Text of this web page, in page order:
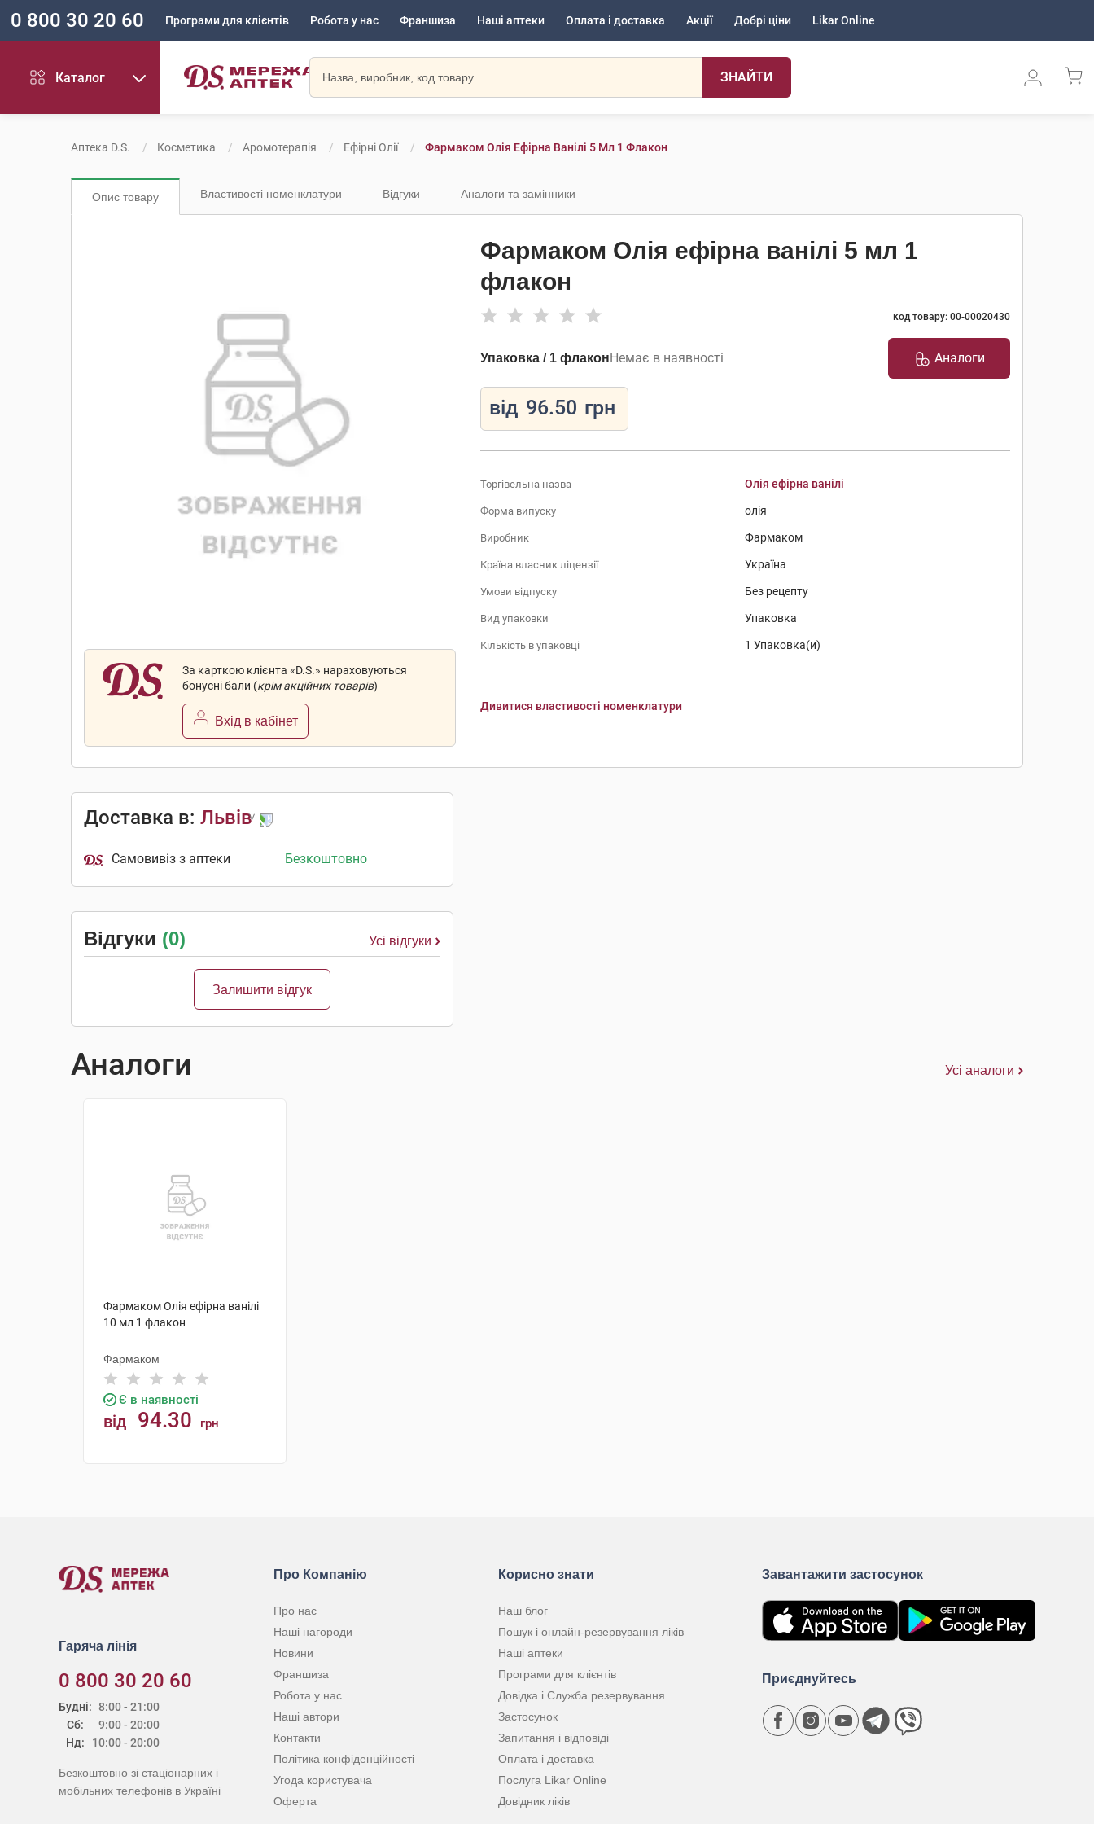
0 800 30 20 60 Програми для клієнтів Робота у нас Франшиза Наші аптеки Оплата і доставка Акції Добрі ціни Likar Online
Каталог ЗНАЙТИ
Аптека D.S. Косметика Аромотерапія Ефірні Олії Фармаком Олія Ефірна Ванілі 5 Мл 1 Флакон
Опис товару Властивості номенклатури Відгуки Аналоги та замінники
За карткою клієнта «D.S.» нараховуються
бонусні бали (крім акційних товарів)
Вхід в кабінет
Фармаком Олія ефірна ванілі 5 мл 1
флакон
код товару: 00-00020430
Упаковка / 1 флаконНемає в наявності Аналоги
від 96.50 грн
Торгівельна назва Олія ефірна ванілі
Форма випуску олія
Виробник Фармаком
Країна власник ліцензії Україна
Умови відпуску Без рецепту
Вид упаковки Упаковка
Кількість в упаковці 1 Упаковка(и)
Дивитися властивості номенклатури
Доставка в: Львів
Самовивіз з аптеки Безкоштовно
Відгуки (0) Усі відгуки
Залишити відгук
Аналоги Усі аналоги
Фармаком Олія ефірна ванілі
10 мл 1 флакон
Фармаком
Є в наявності
від 94.30 грн
Гаряча лінія
0 800 30 20 60
Будні:
Сб:
Нд:
8:00 - 21:00
9:00 - 20:00
10:00 - 20:00
Безкоштовно зі стаціонарних і
мобільних телефонів в Україні
Про Компанію
Про нас
Наші нагороди
Новини
Франшиза
Робота у нас
Наші автори
Контакти
Політика конфіденційності
Угода користувача
Оферта
Корисно знати
Наш блог
Пошук і онлайн-резервування ліків
Наші аптеки
Програми для клієнтів
Довідка і Служба резервування
Застосунок
Запитання і відповіді
Оплата і доставка
Послуга Likar Online
Довідник ліків
Завантажити застосунок
Приєднуйтесь